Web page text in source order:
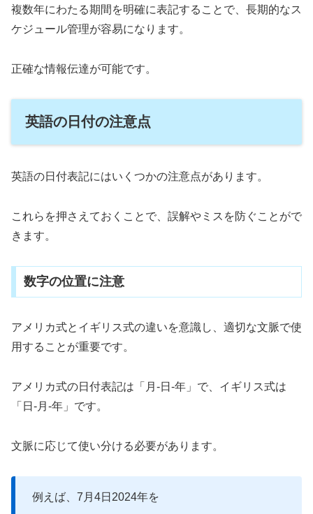
複数年にわたる期間を明確に表記することで、長期的なス
ケジュール管理が容易になります。
正確な情報伝達が可能です。
英語の日付の注意点
英語の日付表記にはいくつかの注意点があります。
これらを押さえておくことで、誤解やミスを防ぐことがで
きます。
数字の位置に注意
アメリカ式とイギリス式の違いを意識し、適切な文脈で使
用することが重要です。
アメリカ式の日付表記は「月-日-年」で、イギリス式は
「日-月-年」です。
文脈に応じて使い分ける必要があります。
例えば、7月4日2024年を